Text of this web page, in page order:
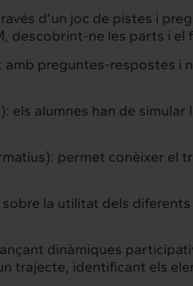
d’un joc de pistes i
descobrint-ne les parts i el
amb preguntes-respostes i
els alumnes han de
permet conèixer el
la utilitat dels
dinàmiques
trajecte, identificant els